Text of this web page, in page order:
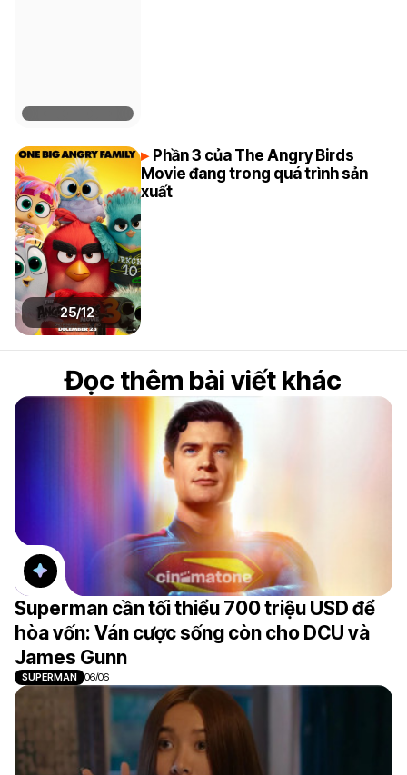
25/12
Phần 3 của The Angry Birds
Movie đang trong quá trình sản
xuất
Đọc thêm bài viết khác
Superman cần tối thiểu 700 triệu USD để
hòa vốn: Ván cược sống còn cho DCU và
James Gunn
SUPERMAN 06/06